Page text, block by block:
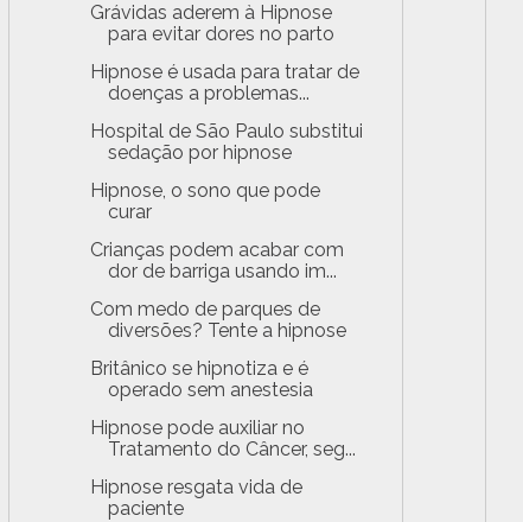
Grávidas aderem à Hipnose
para evitar dores no parto
Hipnose é usada para tratar de
doenças a problemas...
Hospital de São Paulo substitui
sedação por hipnose
Hipnose, o sono que pode
curar
Crianças podem acabar com
dor de barriga usando im...
Com medo de parques de
diversões? Tente a hipnose
Britânico se hipnotiza e é
operado sem anestesia
Hipnose pode auxiliar no
Tratamento do Câncer, seg...
Hipnose resgata vida de
paciente